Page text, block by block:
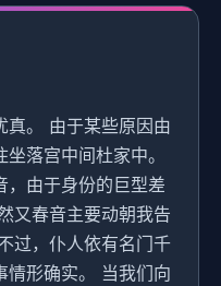
真。 由于某些原因由
落宫中间杜家中。
，由于身份的巨型差
又春音主要动朝我告
过，仆人依有名门千
情形确实。 当我们向